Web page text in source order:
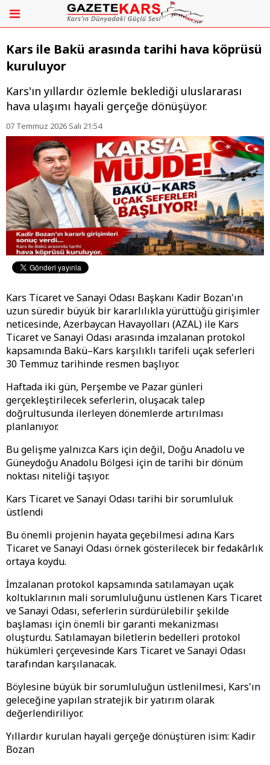
Kars ile Bakü arasında tarihi hava köprüsü
kuruluyor
Kars'ın yıllardır özlemle beklediği uluslararası
hava ulaşımı hayali gerçeğe dönüşüyor.
07 Temmuz 2026 Salı 21:54
Kars Ticaret ve Sanayi Odası Başkanı Kadir Bozan'ın
uzun süredir büyük bir kararlılıkla yürüttüğü girişimler
neticesinde, Azerbaycan Havayolları (AZAL) ile Kars
Ticaret ve Sanayi Odası arasında imzalanan protokol
kapsamında Bakü–Kars karşılıklı tarifeli uçak seferleri
30 Temmuz tarihinde resmen başlıyor.
Haftada iki gün, Perşembe ve Pazar günleri
gerçekleştirilecek seferlerin, oluşacak talep
doğrultusunda ilerleyen dönemlerde artırılması
planlanıyor.
Bu gelişme yalnızca Kars için değil, Doğu Anadolu ve
Güneydoğu Anadolu Bölgesi için de tarihi bir dönüm
noktası niteliği taşıyor.
Kars Ticaret ve Sanayi Odası tarihi bir sorumluluk
üstlendi
Bu önemli projenin hayata geçebilmesi adına Kars
Ticaret ve Sanayi Odası örnek gösterilecek bir fedakârlık
ortaya koydu.
İmzalanan protokol kapsamında satılamayan uçak
koltuklarının mali sorumluluğunu üstlenen Kars Ticaret
ve Sanayi Odası, seferlerin sürdürülebilir şekilde
başlaması için önemli bir garanti mekanizması
oluşturdu. Satılamayan biletlerin bedelleri protokol
hükümleri çerçevesinde Kars Ticaret ve Sanayi Odası
tarafından karşılanacak.
Böylesine büyük bir sorumluluğun üstlenilmesi, Kars'ın
geleceğine yapılan stratejik bir yatırım olarak
değerlendiriliyor.
Yıllardır kurulan hayali gerçeğe dönüştüren isim: Kadir
Bozan